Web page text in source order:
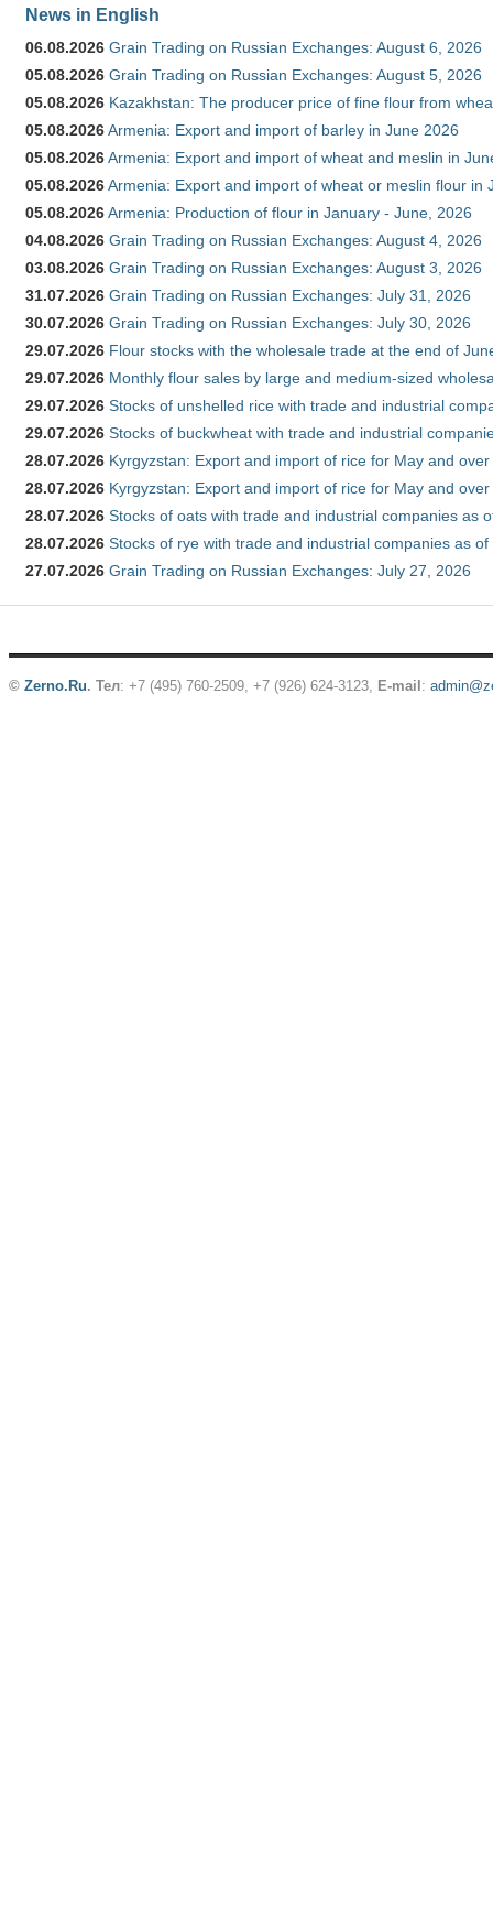
News in English
06.08.2026 Grain Trading on Russian Exchanges: August 6, 2026
05.08.2026 Grain Trading on Russian Exchanges: August 5, 2026
05.08.2026 Kazakhstan: The producer price of fine flour from
05.08.2026Armenia: Export and import of barley in June 2026
05.08.2026Armenia: Export and import of wheat and meslin in
05.08.2026Armenia: Export and import of wheat or meslin flour in
05.08.2026Armenia: Production of flour in January - June, 2026
04.08.2026 Grain Trading on Russian Exchanges: August 4, 2026
03.08.2026 Grain Trading on Russian Exchanges: August 3, 2026
31.07.2026 Grain Trading on Russian Exchanges: July 31, 2026
30.07.2026 Grain Trading on Russian Exchanges: July 30, 2026
29.07.2026 Flour stocks with the wholesale trade at the end of
29.07.2026 Monthly flour sales by large and medium-sized
29.07.2026 Stocks of unshelled rice with trade and industrial
29.07.2026 Stocks of buckwheat with trade and industrial
28.07.2026 Kyrgyzstan: Export and import of rice for May and
28.07.2026 Kyrgyzstan: Export and import of rice for May and
28.07.2026 Stocks of oats with trade and industrial companies as
28.07.2026 Stocks of rye with trade and industrial companies as
27.07.2026 Grain Trading on Russian Exchanges: July 27, 2026
© Zerno.Ru. Тел: +7 (495) 760-2509, +7 (926) 624-3123, E-mail :